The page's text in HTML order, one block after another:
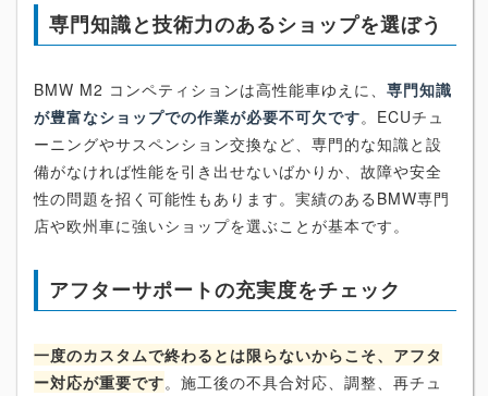
専門知識と技術力のあるショップを選ぼう
BMW M2 コンペティションは高性能車ゆえに、 専門知識
が豊富なショップでの作業が必要不可欠です。ECUチュ
ーニングやサスペンション交換など、専門的な知識と設
備がなければ性能を引き出せないばかりか、故障や安全
性の問題を招く可能性もあります。実績のあるBMW専門
店や欧州車に強いショップを選ぶことが基本です。
アフターサポートの充実度をチェック
一度のカスタムで終わるとは限らないからこそ、アフタ
ー対応が重要です。施工後の不具合対応、調整、再チュ